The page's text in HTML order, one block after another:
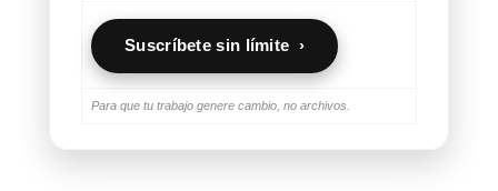
Suscríbete sin límite ›
Para que tu trabajo genere cambio, no archivos.